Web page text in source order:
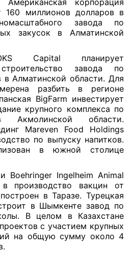
корпорация
160 миллионов долларов в
завода по
закусок в Алматинской
Capital планирует
завода по
в Алматинской области. Для
разбить в регионе
BigFarm инвестирует
крупного комплекса по
Акмолинской области.
Mareven Food Holdings
по выпуску напитков.
в южной столице
Boehringer Ingelheim Animal
производство вакцин от
в Таразе. Турецкая
в Шымкенте завод по
В целом в Казахстане
с участием крупных
на общую сумму около 4